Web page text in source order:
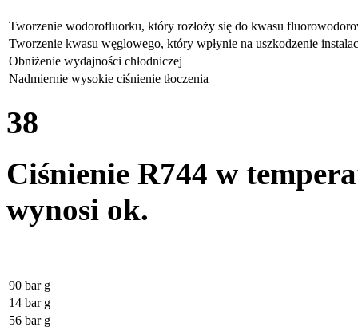
Tworzenie wodorofluorku, który rozłoży się do kwasu
Tworzenie kwasu węglowego, który wpłynie na uszkodzenie
Obniżenie wydajności chłodniczej
Nadmiernie wysokie ciśnienie tłoczenia
38
Ciśnienie R744 w
wynosi ok.
90 bar g
14 bar g
56 bar g